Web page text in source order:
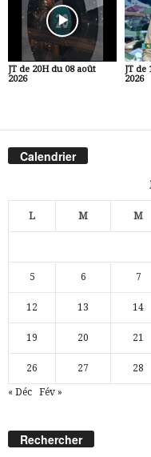
JT de 20H du 08 août
2026
JT de
2026
Calendrier
L M M
5 6 7
12 13 14
19 20 21
26 27 28
« Déc Fév »
Rechercher